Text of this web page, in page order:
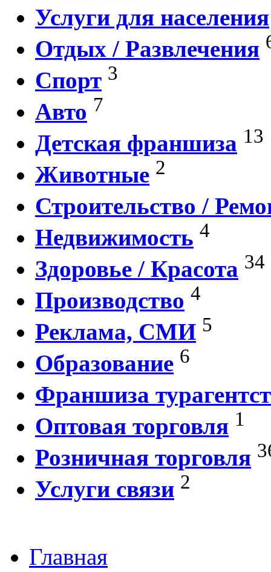
Услуги для населения
Отдых / Развлечения
Спорт 3
Авто 7
Детская франшиза 13
Животные 2
Строительство /
Недвижимость 4
Здоровье / Красота 34
Производство 4
Реклама, СМИ 5
Образование 6
Франшиза
Оптовая торговля 1
Розничная торговля
Услуги связи 2
Главная